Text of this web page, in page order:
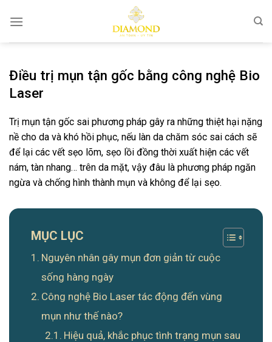
qua
Điều trị mụn tận gốc bằng công nghệ Bio
Laser
Trị mụn tận gốc sai phương pháp gây ra những thiệt hại nặng
nề cho da và khó hồi phục, nếu làn da chăm sóc sai cách sẽ
để lại các vết sẹo lõm, sẹo lồi đồng thời xuất hiện các vết
nám, tàn nhang… trên da mặt, vậy đâu là phương pháp ngăn
ngừa và chống hình thành mụn và không để lại sẹo.
MỤC LỤC
Nguyên nhân gây mụn đơn giản từ cuộc
sống hàng ngày
Công nghệ Bio Laser tác động đến vùng
mụn như thế nào?
Hiệu quả, khắc phục tình trạng mụn sau